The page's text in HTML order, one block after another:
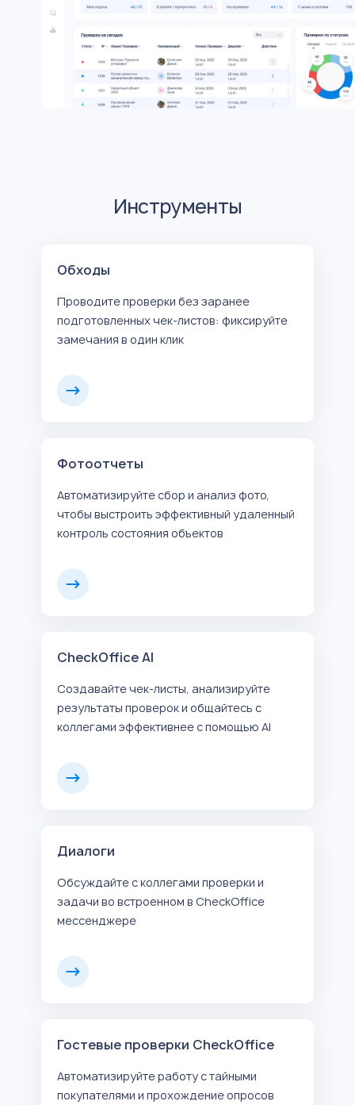
Инструменты
Обходы
Проводите проверки без заранее
подготовленных чек-листов: фиксируйте
замечания в один клик
Фотоотчеты
Автоматизируйте сбор и анализ фото,
чтобы выстроить эффективный удаленный
контроль состояния объектов
CheckOffice AI
Создавайте чек-листы, анализируйте
результаты проверок и общайтесь с
коллегами эффективнее с помощью AI
Диалоги
Обсуждайте с коллегами проверки и
задачи во встроенном в CheckOffice
мессенджере
Гостевые проверки CheckOffice
Автоматизируйте работу с тайными
покупателями и прохождение опросов